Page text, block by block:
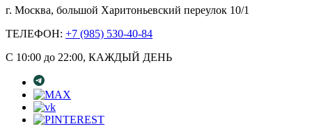
г. Москва, большой Харитоньевский переулок 10/1
ТЕЛЕФОН: +7 (985) 530-40-84
С 10:00 до 22:00, КАЖДЫЙ ДЕНЬ